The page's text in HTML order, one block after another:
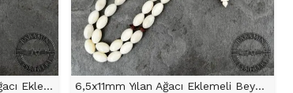
6,5x11mm Yeşil Pelesenk Ağacı Eklemeli Beyzi Model Narçıl Tesbih 6,5x11mm Yılan Ağacı Eklemeli Beyzi Model Narçıl Tesbih